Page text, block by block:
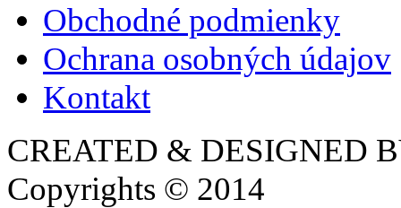
Obchodné podmienky
Ochrana osobných údajov
Kontakt
CREATED & DESIGNED
Copyrights © 2014